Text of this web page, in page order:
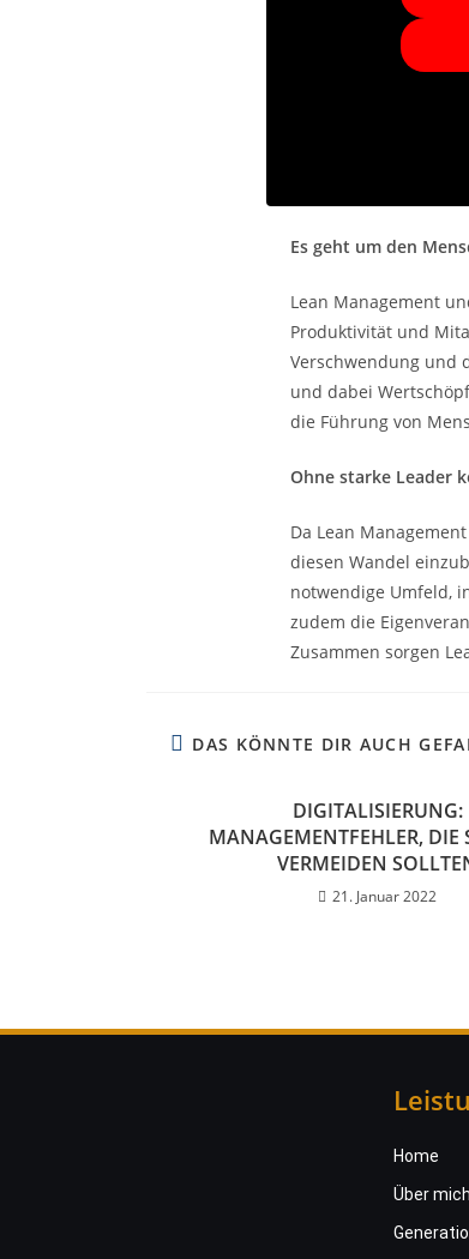
Es geht um den
Lean Management
Produktivität und
Verschwendung und
und dabei
die Führung von
Ohne starke Leader
Da Lean
diesen Wandel
notwendige Umfeld,
zudem die
Zusammen sorgen
DAS KÖNNTE DIR AUCH
DIGITALISIERUNG:
MANAGEMENTFEHLER, DIE
VERMEIDEN
21. Januar 2022
Home
Über mich